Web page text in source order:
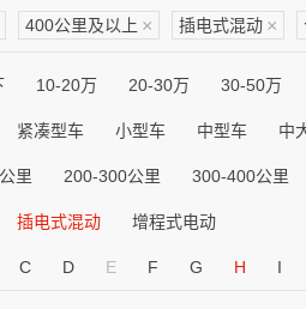
400公里及以上 × 插电式混动 ×
10-20万 20-30万 30-50万
紧凑型车 小型车 中型车 中
里 200-300公里 300-400公里
插电式混动 增程式电动
C D E F G H I